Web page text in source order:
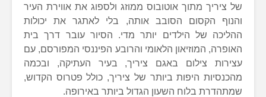
של ציריך מתוך אוטובוס ממוזג ולספוג את אווירת העיר
והנוף הקסום הסובב אותה, בלי לאתגר את יכולות
ההליכה של הילדים יותר מדי. הסיור עובר דרך בית
האופרה, המוזיאון הלאומי והרובע הפיננסי המפורסם, עם
עצירות צילום באגם ציריך, בעיר העתיקה, ובכמה
מהכנסיות היפות ביותר של ציריך, כולל פטרוס הקדוש,
שמתהדרת בלוח השעון הגדול ביותר באירופה.